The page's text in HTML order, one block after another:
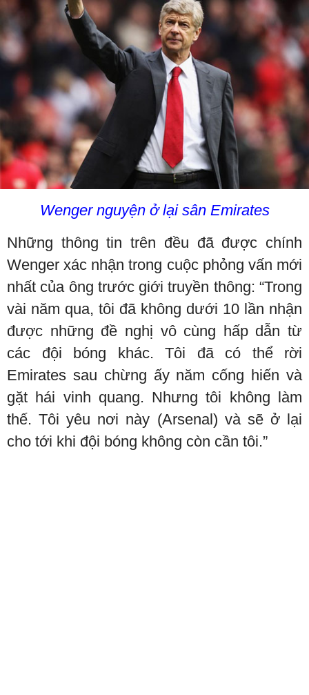
Wenger nguyện ở lại sân Emirates
Những thông tin trên đều đã được chính
Wenger xác nhận trong cuộc phỏng vấn mới
nhất của ông trước giới truyền thông: “Trong
vài năm qua, tôi đã không dưới 10 lần nhận
được những đề nghị vô cùng hấp dẫn từ
các đội bóng khác. Tôi đã có thể rời
Emirates sau chừng ấy năm cống hiến và
gặt hái vinh quang. Nhưng tôi không làm
thế. Tôi yêu nơi này (Arsenal) và sẽ ở lại
cho tới khi đội bóng không còn cần tôi.”